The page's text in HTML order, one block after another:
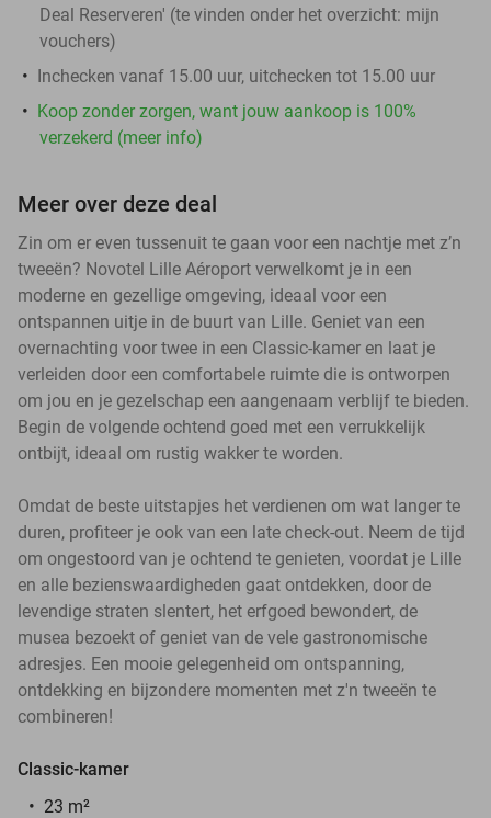
Deal Reserveren' (te vinden onder het overzicht: mijn
vouchers)
Inchecken vanaf 15.00 uur, uitchecken tot 15.00 uur
Koop zonder zorgen, want jouw aankoop is 100%
verzekerd (meer info)
Meer over deze deal
Zin om er even tussenuit te gaan voor een nachtje met z’n
tweeën? Novotel Lille Aéroport verwelkomt je in een
moderne en gezellige omgeving, ideaal voor een
ontspannen uitje in de buurt van Lille. Geniet van een
overnachting voor twee in een Classic-kamer en laat je
verleiden door een comfortabele ruimte die is ontworpen
om jou en je gezelschap een aangenaam verblijf te bieden.
Begin de volgende ochtend goed met een verrukkelijk
ontbijt, ideaal om rustig wakker te worden.
Omdat de beste uitstapjes het verdienen om wat langer te
duren, profiteer je ook van een late check-out. Neem de tijd
om ongestoord van je ochtend te genieten, voordat je Lille
en alle bezienswaardigheden gaat ontdekken, door de
levendige straten slentert, het erfgoed bewondert, de
musea bezoekt of geniet van de vele gastronomische
adresjes. Een mooie gelegenheid om ontspanning,
ontdekking en bijzondere momenten met z'n tweeën te
combineren!
Classic-kamer
23 m²